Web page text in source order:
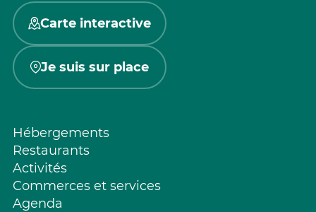
Carte interactive
Je suis sur place
Hébergements
Restaurants
Activités
Commerces et services
Agenda